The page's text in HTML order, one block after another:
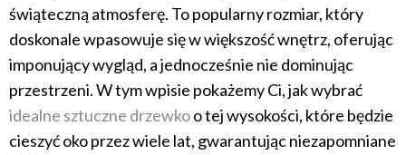
świąteczną atmosferę. To popularny rozmiar, który
doskonale wpasowuje się w większość wnętrz, oferując
imponujący wygląd, a jednocześnie nie dominując
przestrzeni. W tym wpisie pokażemy Ci, jak wybrać
idealne sztuczne drzewkoo tej wysokości, które będzie
cieszyć oko przez wiele lat, gwarantując niezapomniane